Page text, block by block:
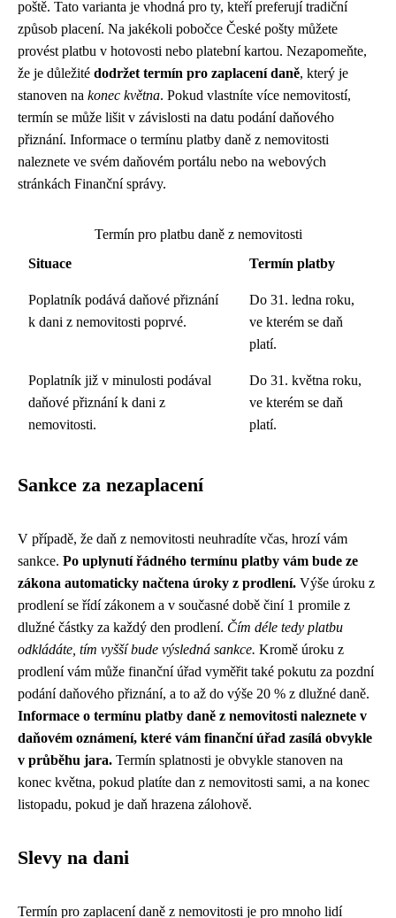
poště. Tato varianta je vhodná pro ty, kteří preferují tradiční
způsob placení. Na jakékoli pobočce České pošty můžete
provést platbu v hotovosti nebo platební kartou. Nezapomeňte,
že je důležité dodržet termín pro zaplacení daně, který je
stanoven na konec května. Pokud vlastníte více nemovitostí,
termín se může lišit v závislosti na datu podání daňového
přiznání. Informace o termínu platby daně z nemovitosti
naleznete ve svém daňovém portálu nebo na webových
stránkách Finanční správy.
Termín pro platbu daně z nemovitosti
Situace
Termín platby
Poplatník podává daňové přiznání
k dani z nemovitosti poprvé.
Do 31. ledna roku,
ve kterém se daň
platí.
Poplatník již v minulosti podával
daňové přiznání k dani z
nemovitosti.
Do 31. května roku,
ve kterém se daň
platí.
Sankce za nezaplacení
V případě, že daň z nemovitosti neuhradíte včas, hrozí vám
sankce. Po uplynutí řádného termínu platby vám bude ze
zákona automaticky načtena úroky z prodlení. Výše úroku z
prodlení se řídí zákonem a v současné době činí 1 promile z
dlužné částky za každý den prodlení. Čím déle tedy platbu
odkládáte, tím vyšší bude výsledná sankce. Kromě úroku z
prodlení vám může finanční úřad vyměřit také pokutu za pozdní
podání daňového přiznání, a to až do výše 20 % z dlužné daně.
Informace o termínu platby daně z nemovitosti naleznete v
daňovém oznámení, které vám finanční úřad zasílá obvykle
v průběhu jara. Termín splatnosti je obvykle stanoven na
konec května, pokud platíte dan z nemovitosti sami, a na konec
listopadu, pokud je daň hrazena zálohově.
Slevy na dani
Termín pro zaplacení daně z nemovitosti je pro mnoho lidí